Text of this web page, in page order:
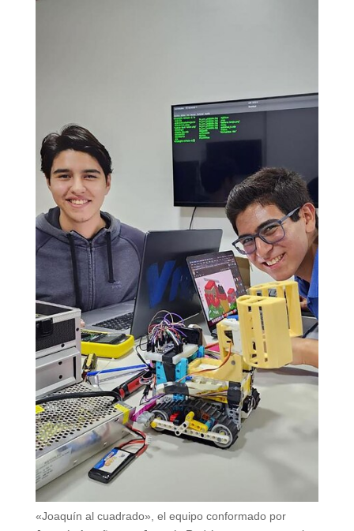
«Joaquín al cuadrado», el equipo conformado por